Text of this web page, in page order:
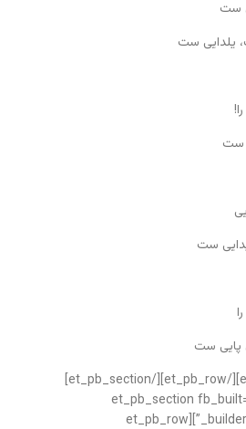
ست
یلدایی ست
ست
ست
پایی ست
[/et_pb_text][/et_pb_column][/et_pb_row][/et_pb_section]
[et_pb_section
_builder_version=”3.22″ locked=”off”][et_pb_row